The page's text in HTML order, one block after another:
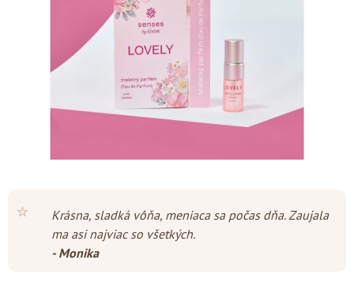
⭐
Krásna, sladká vôňa, meniaca sa počas dňa. Zaujala
ma asi najviac so všetkých.
- Monika